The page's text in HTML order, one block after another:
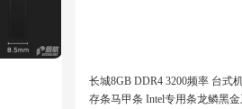
长城8GB DDR4 3200频率 台式
存条马甲条 Intel专用条龙鳞黑金